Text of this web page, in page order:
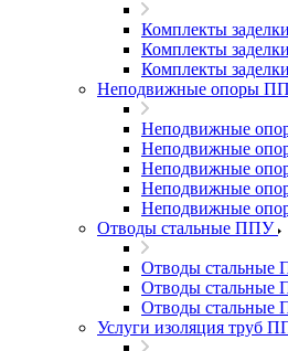
Комплекты
Комплекты
Комплекты
Неподвижные опоры
Неподвижные
Неподвижные
Неподвижные
Неподвижные
Неподвижные
Отводы стальные ППУ
Отводы стальные
Отводы
Отводы
Услуги изоляция труб